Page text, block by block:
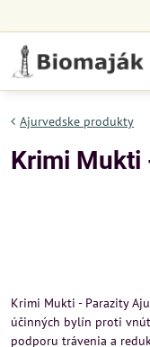
Ajurvedske produkty
Krimi Mukti
Krimi Mukti - Parazity
účinných bylín proti
podporu trávenia a